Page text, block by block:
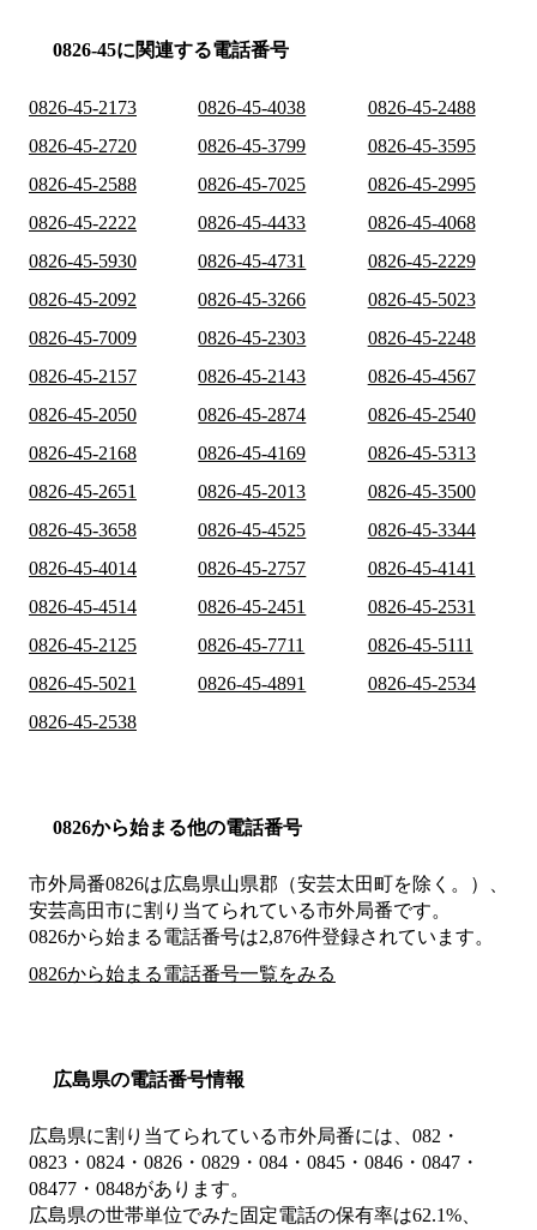
0826-45に関連する電話番号
0826-45-2173 0826-45-4038
0826-45-2488
0826-45-2720
0826-45-3799
0826-45-3595
0826-45-2588
0826-45-7025
0826-45-2995
0826-45-2222
0826-45-4433
0826-45-4068
0826-45-5930
0826-45-4731
0826-45-2229
0826-45-2092
0826-45-3266
0826-45-5023
0826-45-7009
0826-45-2303
0826-45-2248
0826-45-2157
0826-45-2143
0826-45-4567
0826-45-2050
0826-45-2874
0826-45-2540
0826-45-2168
0826-45-4169
0826-45-5313
0826-45-2651
0826-45-2013
0826-45-3500
0826-45-3658
0826-45-4525
0826-45-3344
0826-45-4014
0826-45-2757
0826-45-4141
0826-45-4514
0826-45-2451
0826-45-2531
0826-45-2125
0826-45-7711
0826-45-5111
0826-45-5021
0826-45-4891
0826-45-2534
0826-45-2538
0826から始まる他の電話番号
市外局番0826は広島県山県郡（安芸太田町を除く。）、
安芸高田市に割り当てられている市外局番です。
0826から始まる電話番号は2,876件登録されています。
0826から始まる電話番号一覧をみる
広島県の電話番号情報
広島県に割り当てられている市外局番には、082・
0823・0824・0826・0829・084・0845・0846・0847・
08477・0848があります。
広島県の世帯単位でみた固定電話の保有率は62.1%、